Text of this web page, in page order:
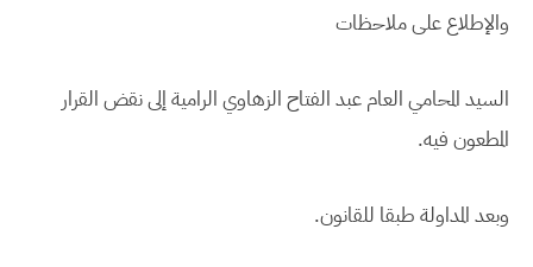
والإطلاع على ملاحظات
السيد المحامي العام عبد الفتاح الزهاوي الرامية إلى نقض القرار
المطعون فيه.
وبعد المداولة طبقا للقانون.